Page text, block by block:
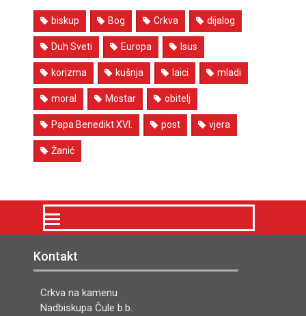
biskup Bog Crkva dijalog
Duh Sveti Europa Isus
korizma kušnja laici mladi
moral Mostar obitelj
Papa Benedikt XVI. post vjera
Žanić
Kontakt
Crkva na kamenu
Nadbiskupa Čule b.b.